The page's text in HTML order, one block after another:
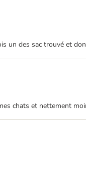
un des sac trouvé et
chats et nettement